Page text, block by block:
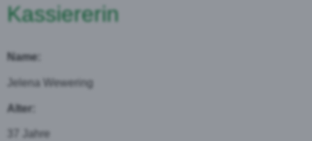
Kassiererin
Name:
Jelena Wewering
Alter:
37 Jahre